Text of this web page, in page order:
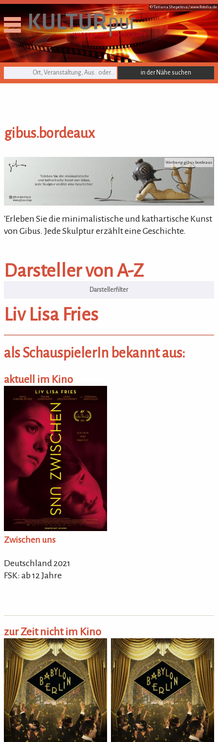
© Tatiana Shepeleva /www.fotolia.de
KULTURpur Suche
gibus.bordeaux
gibus.bordeaux Werbung: gibus.bordeaux
'Erleben Sie die minimalistische und kathartische Kunst
von Gibus. Jede Skulptur erzählt eine Geschichte.
Darsteller von A-Z
Darsteller von A-Z
Liv Lisa Fries
als SchauspielerIn bekannt aus:
aktuell im Kino
Zwischen uns
Deutschland 2021
FSK: ab 12 Jahre
zur Zeit nicht im Kino